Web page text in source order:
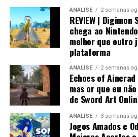
Já noNintendo Switch 1, o
ANÁLISE 2 semanas
REVIEW |
chega ao
melhor que outro
plataforma
ANÁLISE 2 semanas
Echoes of
mas or que eu
de Sword Art
ANÁLISE 3 semanas
Jogos Amados e